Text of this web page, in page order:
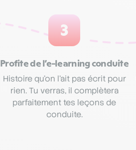
3
Profite de l’e-learning conduite
Histoire qu’on l’ait pas écrit pour
rien. Tu verras, il complètera
parfaitement tes leçons de
conduite.